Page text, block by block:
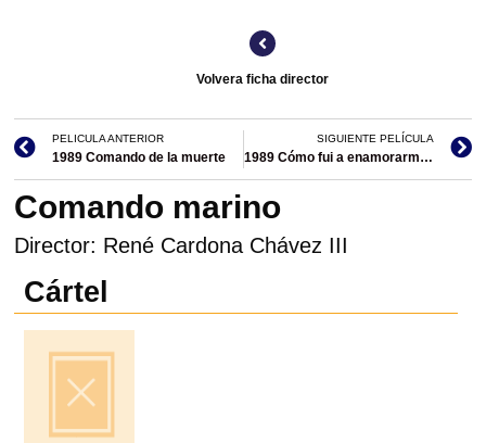
Volvera ficha director
PELICULA ANTERIOR
1989 Comando de la muerte
SIGUIENTE PELÍCULA
1989 Cómo fui a enamorarme de ti
Comando marino
Director: René Cardona Chávez III
Cártel